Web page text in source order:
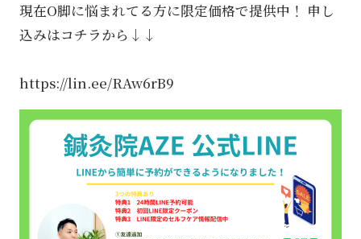
現在O脚に悩まれてる方に限定価格で提供中！ 申し
込みはコチラから↓↓
https://lin.ee/RAw6rB9